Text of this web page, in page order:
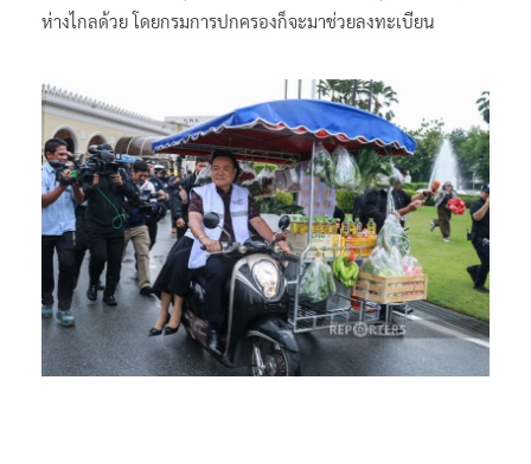
ห่างไกลด้วย โดยกรมการปกครองก็จะมาช่วยลงทะเบียน